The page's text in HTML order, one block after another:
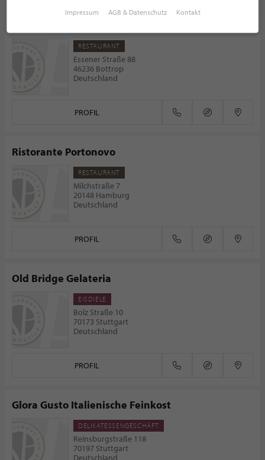
RESTAURANT
Essener Straße 88
46236 Bottrop
Deutschland
PROFIL
Ristorante Portonovo
RESTAURANT
Milchstraße 7
20148 Hamburg
Deutschland
PROFIL
Old Bridge Gelateria
EISDIELE
Bolz Straße 10
70173 Stuttgart
Deutschland
PROFIL
Glora Gusto Italienische Feinkost
DELIKATESSENGESCHÄFT
Reinsburgstraße 118
70197 Stuttgart
Deutschland
Impressum AGB & Datenschutz Kontakt